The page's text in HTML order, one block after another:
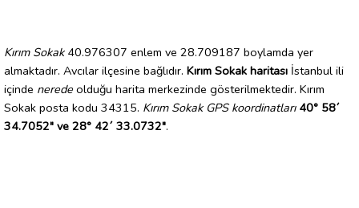
Kırım Sokak40.976307 enlem ve 28.709187 boylamda yer
almaktadır. Avcılar ilçesine bağlıdır. Kırım Sokak haritası İstanbul ili
içinde nerede olduğu harita merkezinde gösterilmektedir. Kırım
Sokak posta kodu 34315. Kırım Sokak GPS koordinatları 40° 58´
34.7052" ve 28° 42´ 33.0732".